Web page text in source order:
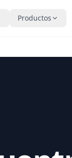
Productos